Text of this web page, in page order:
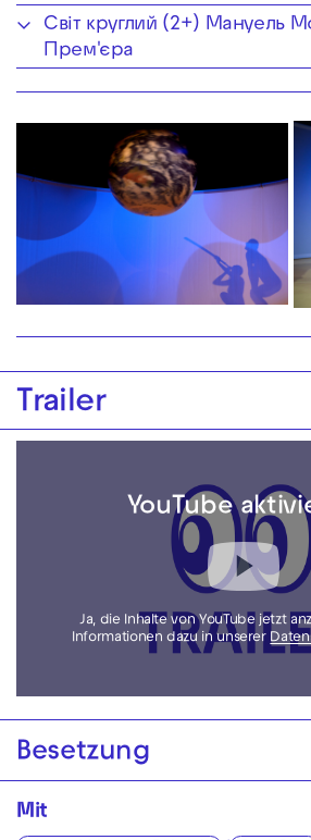
Світ круглий (2+) Мануель
Прем'єра
Trailer
YouTube
Ja, die Inhalte von YouTube jetzt
Informationen dazu in unserer
Besetzung
Mit